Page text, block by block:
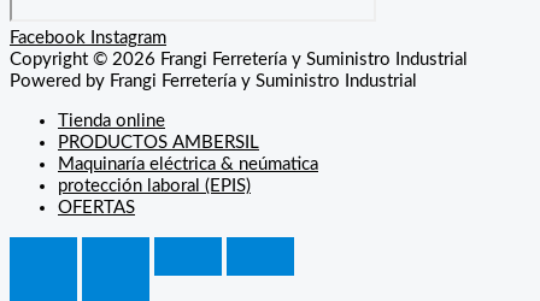
Facebook Instagram
Copyright © 2026 Frangi Ferretería y Suministro Industrial
Powered by Frangi Ferretería y Suministro Industrial
Tienda online
PRODUCTOS AMBERSIL
Maquinaría eléctrica & neúmatica
protección laboral (EPIS)
OFERTAS